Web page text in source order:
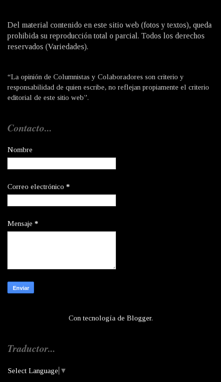
Del material contenido en este sitio web (fotos y textos), queda
prohibida su reproducción total o parcial. Todos los derechos
reservados (Variedades).
“La opinión de Columnistas y Colaboradores son criterio y
responsabilidad de quien escribe, no reflejan propiamente el criterio
editorial de este sitio web”.
Contacto...
Nombre
Correo electrónico *
Mensaje *
Con tecnología de Blogger.
Traductor...
Select Language ▼